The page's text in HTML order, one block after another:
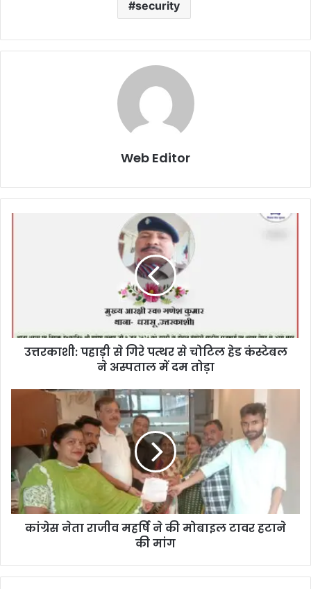
security
Web Editor
उत्तरकाशी: पहाड़ी से गिरे पत्थर से चोटिल हेड कंस्टेबल
ने अस्पताल में दम तोड़ा
कांग्रेस नेता राजीव महर्षि ने की मोबाइल टावर हटाने
की मांग